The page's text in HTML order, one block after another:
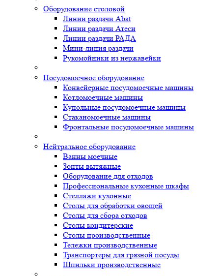
Оборудование столовой
Линии раздачи Abat
Линии раздачи Атеси
Линии раздачи РАДА
Мини-линия раздачи
Рукомойники из нержавейки
Посудомоечное оборудование
Конвейерные посудомоечные машины
Котломоечные машины
Купольные посудомоечные машины
Стаканомоечные машины
Фронтальные посудомоечные машины
Нейтральное оборудование
Ванны моечные
Зонты вытяжные
Оборудование для отходов
Профессиональные кухонные шкафы
Стеллажи кухонные
Столы для обработки овощей
Столы для сбора отходов
Столы кондитерские
Столы производственные
Тележки производственные
Транспортеры для грязной посуды
Шпильки производственные